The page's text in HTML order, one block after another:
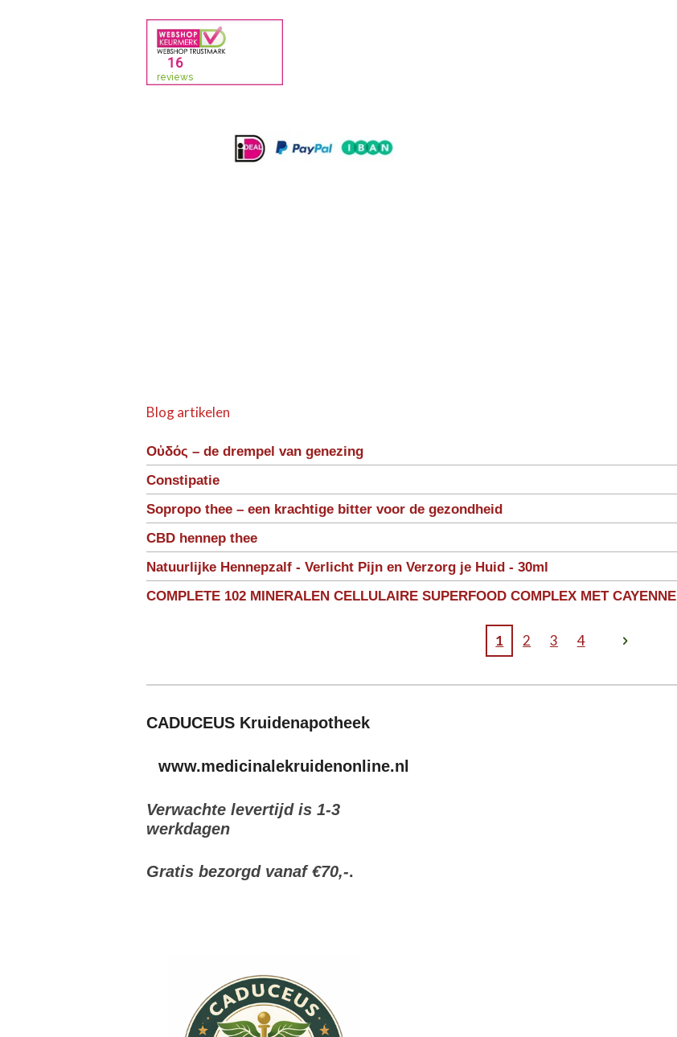
Blog artikelen
Οὐδός – de drempel van genezing
Constipatie
Sopropo thee – een krachtige bitter voor de gezondheid
CBD hennep thee
Natuurlijke Hennepzalf - Verlicht Pijn en Verzorg je Huid - 30ml
COMPLETE 102 MINERALEN CELLULAIRE SUPERFOOD COMPLEX MET CAYENNE
1 2 3 4
CADUCEUS Kruidenapotheek
www.medicinalekruidenonline.nl
Verwachte levertijd is 1-3
werkdagen
Gratis bezorgd vanaf €70,-.